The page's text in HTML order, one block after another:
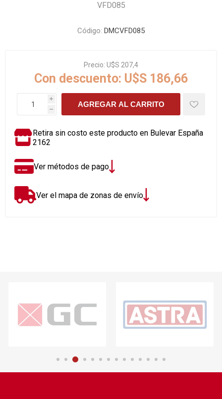
VFD085
Código: DMCVFD085
Precio: U$S 207,4
Con descuento: U$S 186,66
i
h
AGREGAR AL CARRITO
Retira sin costo este producto en Bulevar España
2162
Ver métodos de pago
Ver el mapa de zonas de envío